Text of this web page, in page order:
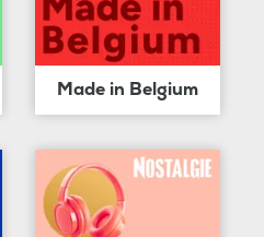
Made in Belgium